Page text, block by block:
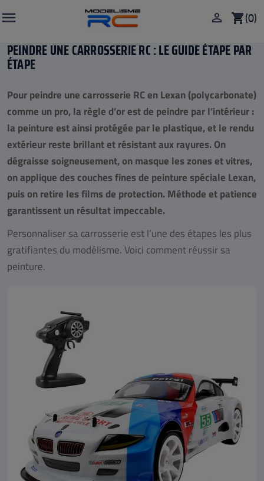
 shopping_cart(0)

PEINDRE UNE CARROSSERIE RC : LE GUIDE ÉTAPE PAR
ÉTAPE
Pour peindre une carrosserie RC en Lexan (polycarbonate)
comme un pro, la règle d’or est de peindre par l’intérieur :
la peinture est ainsi protégée par le plastique, et le rendu
extérieur reste brillant et résistant aux rayures. On
dégraisse soigneusement, on masque les zones et vitres,
on applique des couches fines de peinture spéciale Lexan,
puis on retire les films de protection. Méthode et patience
garantissent un résultat impeccable.
Personnaliser sa carrosserie est l’une des étapes les plus
gratifiantes du modélisme. Voici comment réussir sa
peinture.